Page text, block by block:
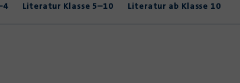
Literatur Klasse 5–10 Literatur ab Klasse 10